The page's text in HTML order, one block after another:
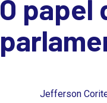
O papel
Jefferson